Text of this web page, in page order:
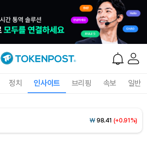
정치 인사이트 브리핑 속보 일반
₩1,451(-0.59%)
₩ 98.41 (+0.91%)